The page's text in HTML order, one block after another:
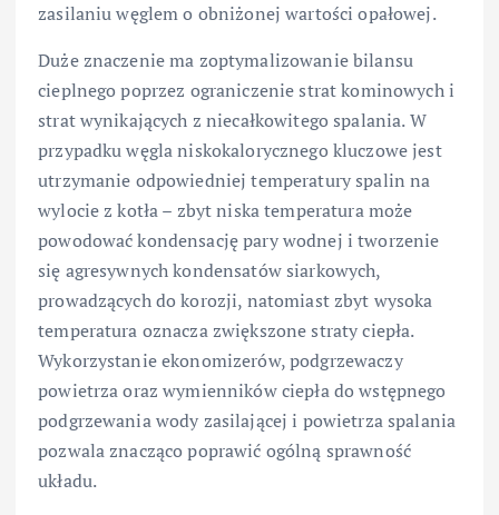
zasilaniu węglem o obniżonej wartości opałowej.
Duże znaczenie ma zoptymalizowanie bilansu
cieplnego poprzez ograniczenie strat kominowych i
strat wynikających z niecałkowitego spalania. W
przypadku węgla niskokalorycznego kluczowe jest
utrzymanie odpowiedniej temperatury spalin na
wylocie z kotła – zbyt niska temperatura może
powodować kondensację pary wodnej i tworzenie
się agresywnych kondensatów siarkowych,
prowadzących do korozji, natomiast zbyt wysoka
temperatura oznacza zwiększone straty ciepła.
Wykorzystanie ekonomizerów, podgrzewaczy
powietrza oraz wymienników ciepła do wstępnego
podgrzewania wody zasilającej i powietrza spalania
pozwala znacząco poprawić ogólną sprawność
układu.